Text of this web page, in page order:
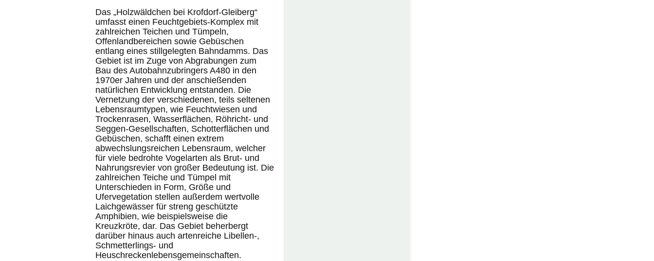
Das „Holzwäldchen bei Krofdorf-Gleiberg“
umfasst einen Feuchtgebiets-Komplex mit
zahlreichen Teichen und Tümpeln,
Offenlandbereichen sowie Gebüschen
entlang eines stillgelegten Bahndamms. Das
Gebiet ist im Zuge von Abgrabungen zum
Bau des Autobahnzubringers A480 in den
1970er Jahren und der anschießenden
natürlichen Entwicklung entstanden. Die
Vernetzung der verschiedenen, teils seltenen
Lebensraumtypen, wie Feuchtwiesen und
Trockenrasen, Wasserflächen, Röhricht- und
Seggen-Gesellschaften, Schotterflächen und
Gebüschen, schafft einen extrem
abwechslungsreichen Lebensraum, welcher
für viele bedrohte Vogelarten als Brut- und
Nahrungsrevier von großer Bedeutung ist. Die
zahlreichen Teiche und Tümpel mit
Unterschieden in Form, Größe und
Ufervegetation stellen außerdem wertvolle
Laichgewässer für streng geschützte
Amphibien, wie beispielsweise die
Kreuzkröte, dar. Das Gebiet beherbergt
darüber hinaus auch artenreiche Libellen-,
Schmetterlings- und
Heuschreckenlebensgemeinschaften.